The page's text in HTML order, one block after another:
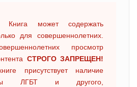
Книга может содержать
для совершеннолетних.
просмотр
СТРОГО ЗАПРЕЩЕН!
присутствует наличие
ЛГБТ и другого,